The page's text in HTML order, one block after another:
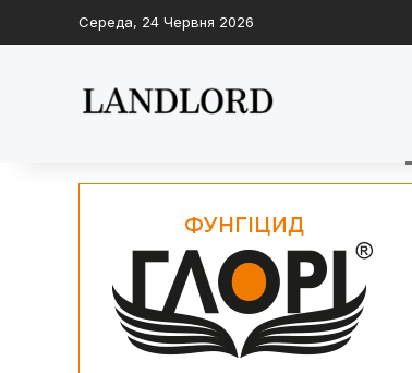
Середа, 24 Червня 2026